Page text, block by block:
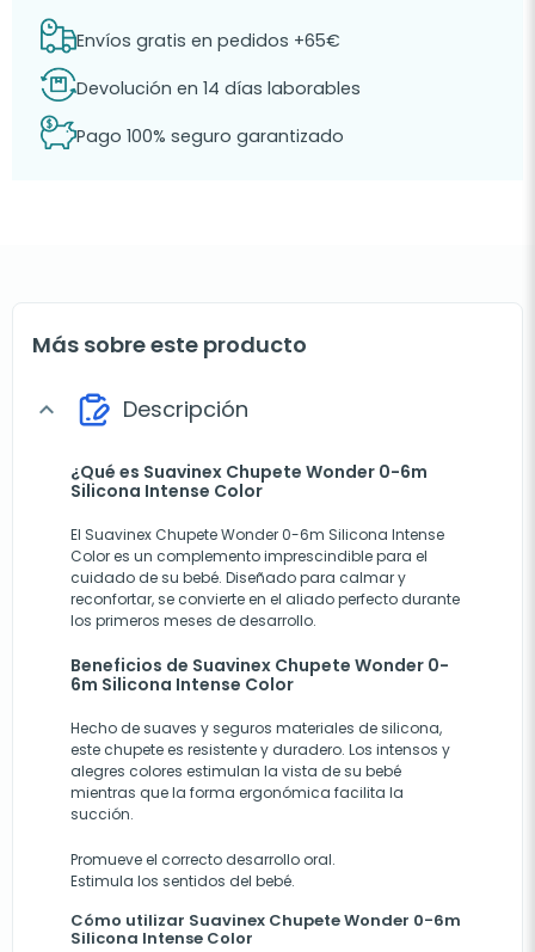
Envíos gratis en pedidos +65€
Devolución en 14 días laborables
Pago 100% seguro garantizado
Más sobre este producto
expand_more Descripción
¿Qué es Suavinex Chupete Wonder 0-6m
Silicona Intense Color
El Suavinex Chupete Wonder 0-6m Silicona Intense
Color es un complemento imprescindible para el
cuidado de su bebé. Diseñado para calmar y
reconfortar, se convierte en el aliado perfecto durante
los primeros meses de desarrollo.
Beneficios de Suavinex Chupete Wonder 0-
6m Silicona Intense Color
Hecho de suaves y seguros materiales de silicona,
este chupete es resistente y duradero. Los intensos y
alegres colores estimulan la vista de su bebé
mientras que la forma ergonómica facilita la
succión.
Promueve el correcto desarrollo oral.
Estimula los sentidos del bebé.
Cómo utilizar Suavinex Chupete Wonder 0-6m
Silicona Intense Color